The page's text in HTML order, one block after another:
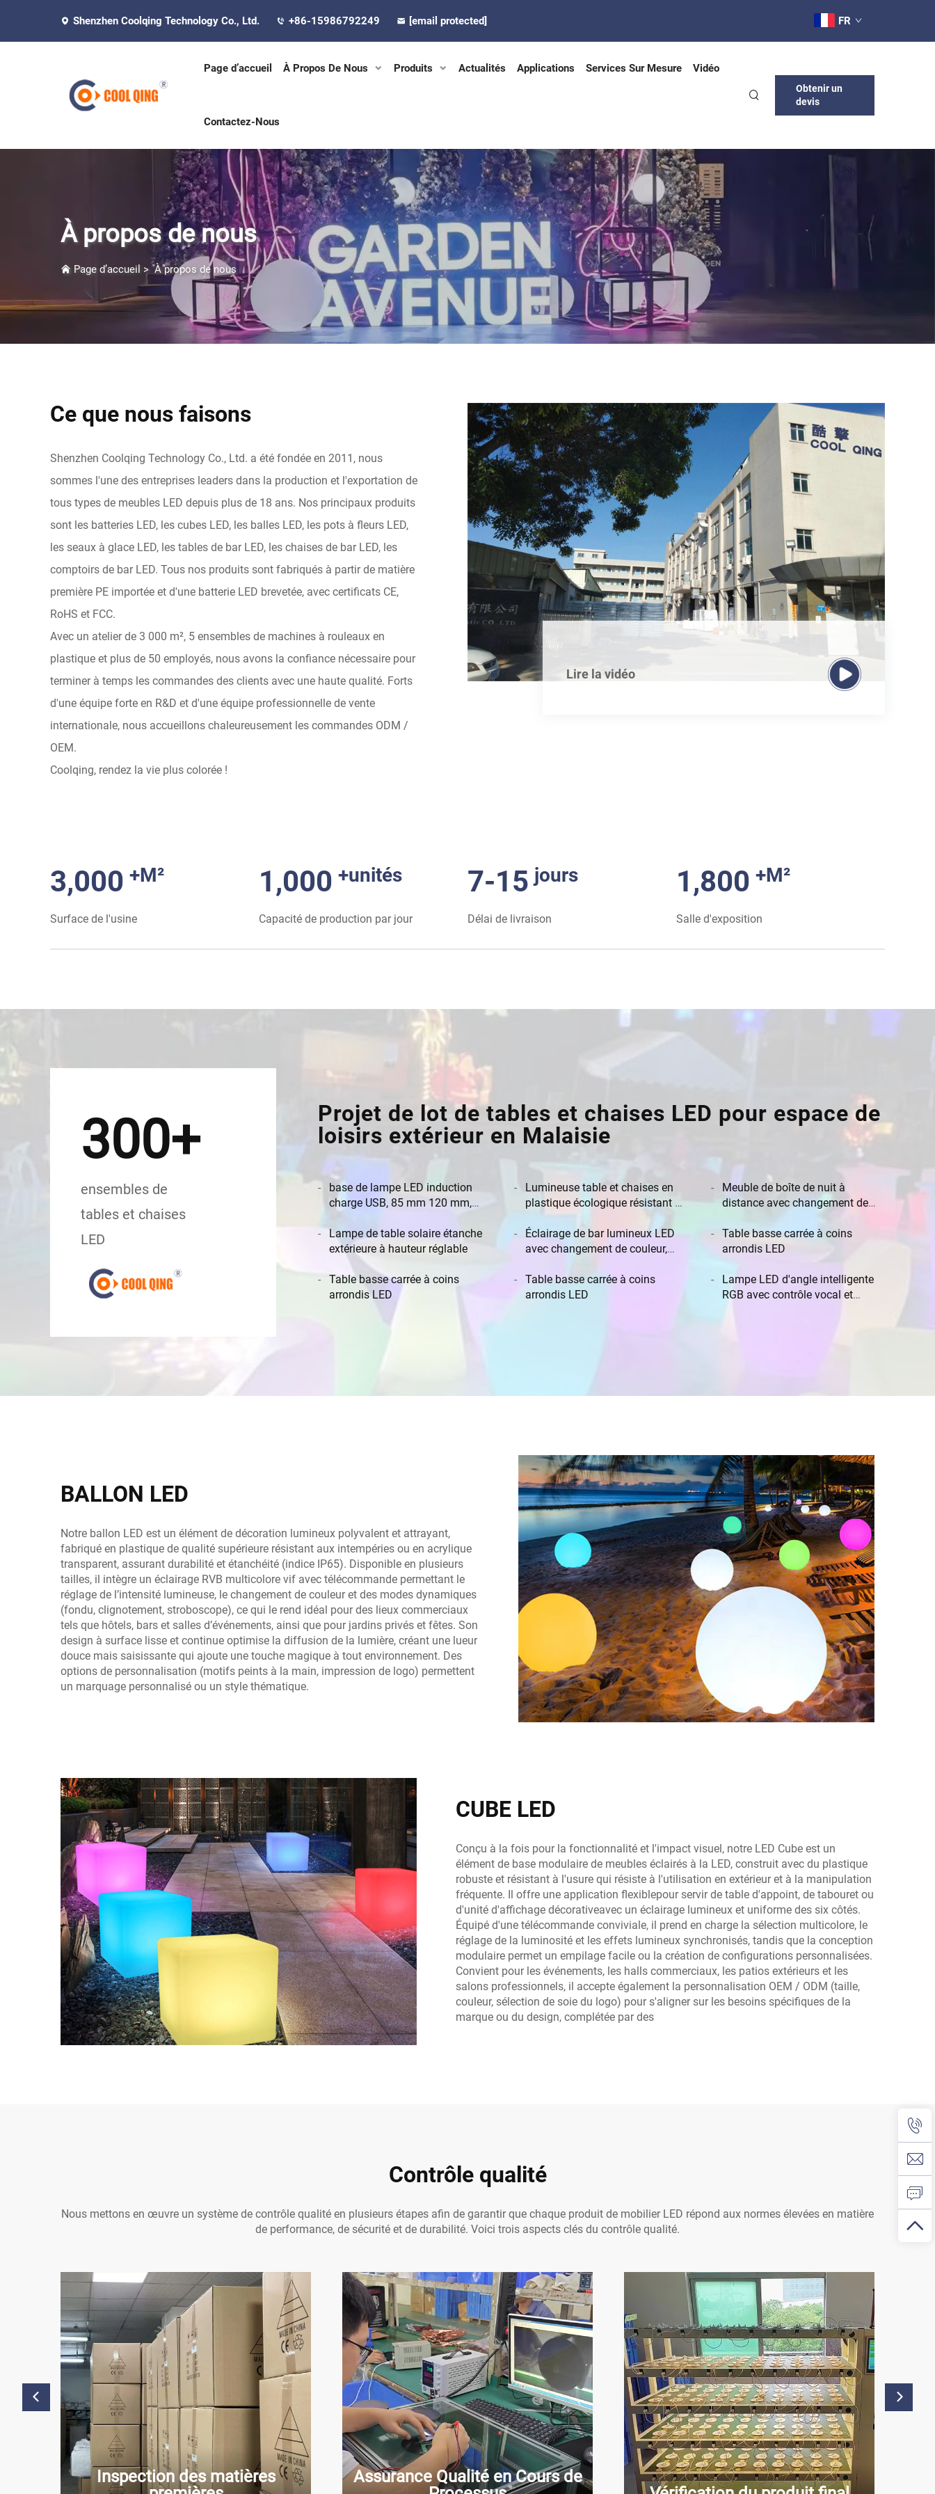
Shenzhen Coolqing Technology Co., Ltd. +86-15986792249 [email protected] FR
Page d’accueil À Propos De Nous Produits Actualités Applications Services Sur Mesure Vidéo
Contactez-Nous
Obtenir un
devis
À propos de nous
Page d’accueil >À propos de nous
Ce que nous faisons
Shenzhen Coolqing Technology Co., Ltd. a été fondée en 2011, nous
sommes l'une des entreprises leaders dans la production et l'exportation de
tous types de meubles LED depuis plus de 18 ans. Nos principaux produits
sont les batteries LED, les cubes LED, les balles LED, les pots à fleurs LED,
les seaux à glace LED, les tables de bar LED, les chaises de bar LED, les
comptoirs de bar LED. Tous nos produits sont fabriqués à partir de matière
première PE importée et d'une batterie LED brevetée, avec certificats CE,
RoHS et FCC.
Avec un atelier de 3 000 m², 5 ensembles de machines à rouleaux en
plastique et plus de 50 employés, nous avons la confiance nécessaire pour
terminer à temps les commandes des clients avec une haute qualité. Forts
d'une équipe forte en R&D et d'une équipe professionnelle de vente
internationale, nous accueillons chaleureusement les commandes ODM /
OEM.
Coolqing, rendez la vie plus colorée !
Lire la vidéo
3,000 +M²
Surface de l'usine
1,000 +unités
Capacité de production par jour
7-15 jours
Délai de livraison
1,800 +M²
Salle d'exposition
300+
ensembles de
tables et chaises
LED
Projet de lot de tables et chaises LED pour espace de
loisirs extérieur en Malaisie
base de lampe LED induction
charge USB, 85 mm 120 mm,
Lumineuse table et chaises en
plastique écologique résistant à
l'eau, mobilier d'extérieur LED
pour fêtes et événements
Meuble de boîte de nuit à
distance avec changement de
LED en plastique étanche pour
extérieur, mobilier de fête
Lampe de table solaire étanche
extérieure à hauteur réglable
Éclairage de bar lumineux LED
avec changement de couleur,
comptoir de bar LED pour
extérieur, boîte de nuit
Table basse carrée à coins
arrondis LED
Table basse carrée à coins
arrondis LED
Table basse carrée à coins
arrondis LED
Lampe LED d'angle intelligente
RGB avec contrôle vocal et
BALLON LED
Notre ballon LED est un élément de décoration lumineux polyvalent et attrayant,
fabriqué en plastique de qualité supérieure résistant aux intempéries ou en acrylique
transparent, assurant durabilité et étanchéité (indice IP65). Disponible en plusieurs
tailles, il intègre un éclairage RVB multicolore vif avec télécommande permettant le
réglage de l’intensité lumineuse, le changement de couleur et des modes dynamiques
(fondu, clignotement, stroboscope), ce qui le rend idéal pour des lieux commerciaux
tels que hôtels, bars et salles d’événements, ainsi que pour jardins privés et fêtes. Son
design à surface lisse et continue optimise la diffusion de la lumière, créant une lueur
douce mais saisissante qui ajoute une touche magique à tout environnement. Des
options de personnalisation (motifs peints à la main, impression de logo) permettent
un marquage personnalisé ou un style thématique.
CUBE LED
Conçu à la fois pour la fonctionnalité et l'impact visuel, notre LED Cube est un
élément de base modulaire de meubles éclairés à la LED, construit avec du plastique
robuste et résistant à l'usure qui résiste à l'utilisation en extérieur et à la manipulation
fréquente. Il offre une application flexiblepour servir de table d'appoint, de tabouret ou
d'unité d'affichage décorativeavec un éclairage lumineux et uniforme des six côtés.
Équipé d'une télécommande conviviale, il prend en charge la sélection multicolore, le
réglage de la luminosité et les effets lumineux synchronisés, tandis que la conception
modulaire permet un empilage facile ou la création de configurations personnalisées.
Convient pour les événements, les halls commerciaux, les patios extérieurs et les
salons professionnels, il accepte également la personnalisation OEM / ODM (taille,
couleur, sélection de soie du logo) pour s'aligner sur les besoins spécifiques de la
marque ou du design, complétée par des
Contrôle qualité
Nous mettons en œuvre un système de contrôle qualité en plusieurs étapes afin de garantir que chaque produit de mobilier LED répond aux normes élevées en matière
de performance, de sécurité et de durabilité. Voici trois aspects clés du contrôle qualité.
Inspection des matières
Assurance Qualité en Cours de